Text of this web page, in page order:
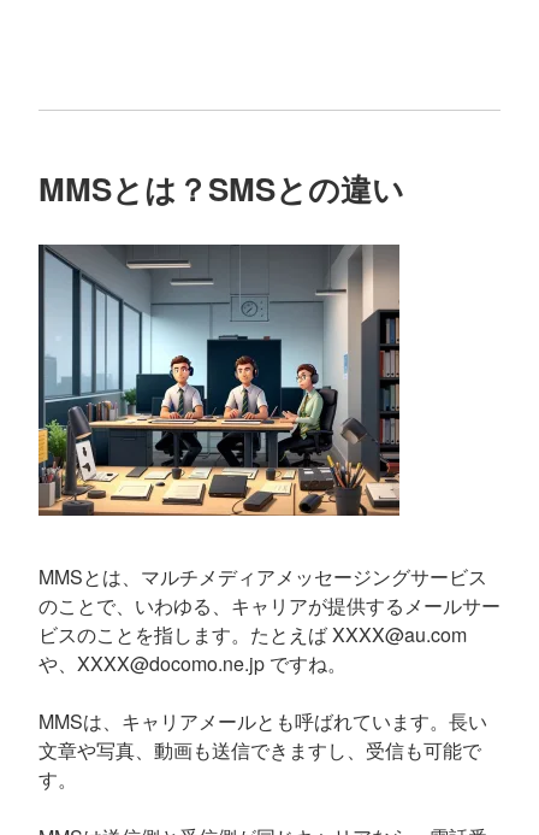
MMSとは？SMSとの違い
MMSとは、マルチメディアメッセージングサービス
のことで、いわゆる、キャリアが提供するメールサー
ビスのことを指します。たとえば XXXX@au.com
や、XXXX@docomo.ne.jp ですね。
MMSは、キャリアメールとも呼ばれています。長い
文章や写真、動画も送信できますし、受信も可能で
す。